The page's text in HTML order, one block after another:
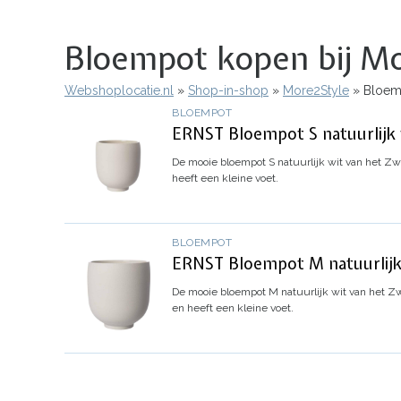
Bloempot kopen bij
Kruimelpad
Webshoplocatie.nl Shop-in-shop More2Style
BLOEMPOT
ERNST Bloempot S
De mooie bloempot S natuurlijk wit van het
heeft een kleine voet.
BLOEMPOT
ERNST Bloempot M
De mooie bloempot M natuurlijk wit van het
en heeft een kleine voet.